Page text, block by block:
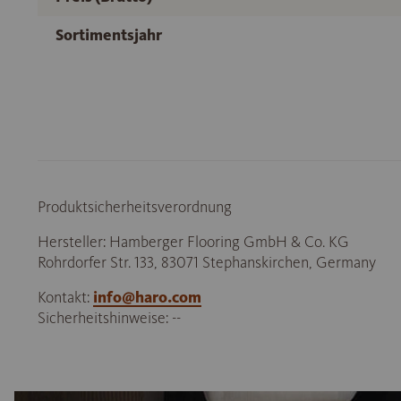
Sortimentsjahr
Produktsicherheitsverordnung
Hersteller: Hamberger Flooring GmbH & Co. KG
Rohrdorfer Str. 133, 83071 Stephanskirchen, Germany
Kontakt: info@haro.com
Sicherheitshinweise: --